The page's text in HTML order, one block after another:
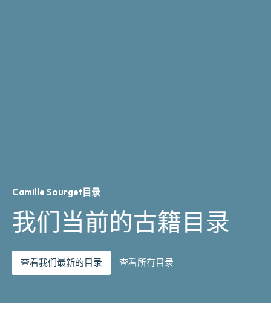
Camille Sourget目录
我们当前的古籍目录
查看我们最新的目录 查看所有目录